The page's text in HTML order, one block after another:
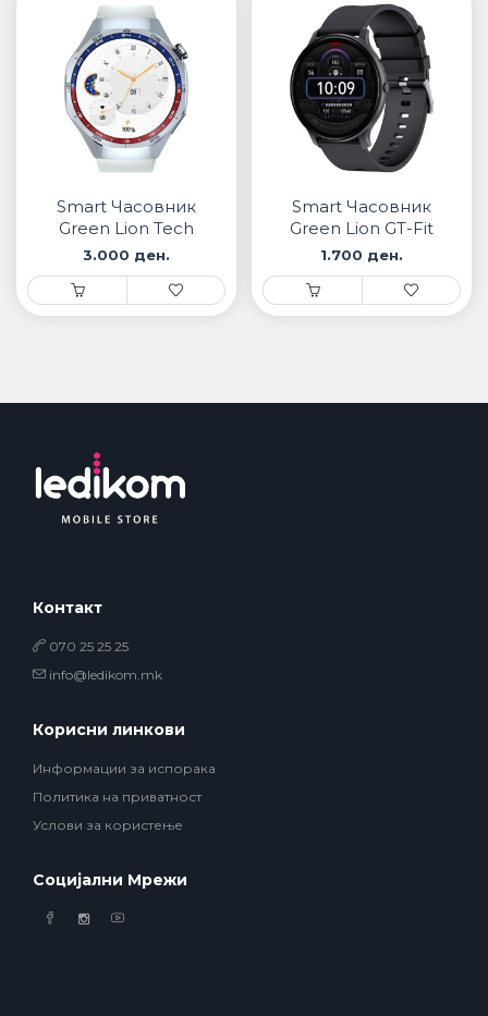
Smart Часовник
Green Lion Tech
Master
3.000 ден.
Smart Часовник
Green Lion GT-Fit
1.700 ден.
Контакт
070 25 25 25
info@ledikom.mk
Корисни линкови
Информации за испорака
Политика на приватност
Услови за користење
Социјални Мрежи